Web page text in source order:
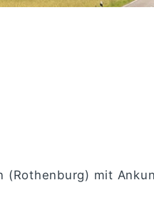
(Rothenburg) mit